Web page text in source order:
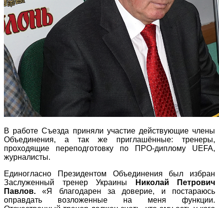
В работе Съезда приняли участие действующие члены
Объединения, а так же приглашённые: тренеры,
проходящие переподготовку по ПРО-диплому UEFA,
журналисты.
Единогласно Президентом Объединения был избран
Заслуженный тренер Украины
Николай Петрович
Павлов. «Я благодарен за доверие, и постараюсь
оправдать возложенные на меня функции.